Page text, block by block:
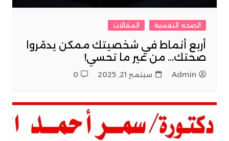
الصحه النفسية المقالات
أربع أنماط في شخصيتك ممكن يدمّروا
صحتك… من غير ما تحسي!
Admin سبتمبر 21, 2025 0